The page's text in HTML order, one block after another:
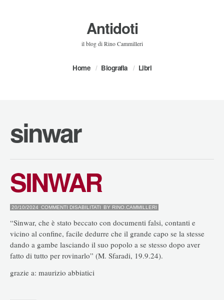
Antidoti
il blog di Rino Cammilleri
Home Biografia Libri
sinwar
SINWAR
20/10/2024 COMMENTI DISABILITATI SU
BY RINO.CAMMILLERI
“Sinwar, che è stato beccato con documenti falsi, contanti e
vicino al confine, facile dedurre che il grande capo se la stesse
dando a gambe lasciando il suo popolo a se stesso dopo aver
fatto di tutto per rovinarlo” (M. Sfaradi, 19.9.24).
grazie a: maurizio abbiatici